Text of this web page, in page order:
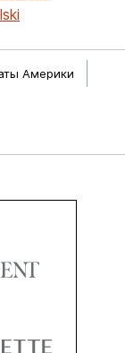
Америки